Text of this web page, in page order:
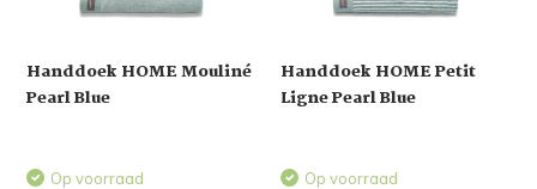
Handdoek HOME Mouliné
Pearl Blue
Op voorraad
Handdoek HOME Petit
Ligne Pearl Blue
Op voorraad